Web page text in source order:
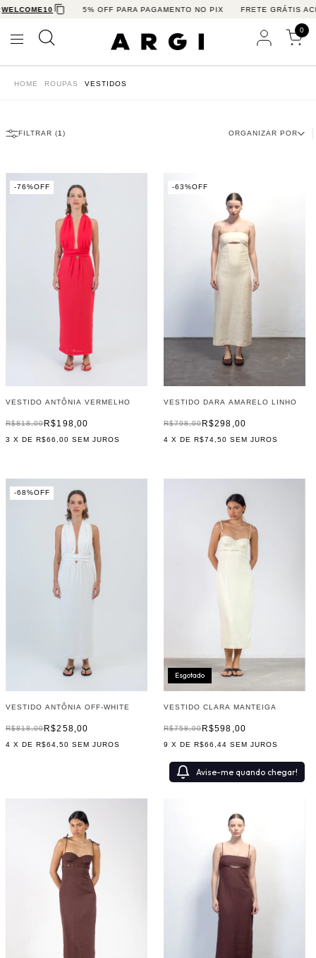
5% OFF PARA PAGAMENTO NO PIX FRETE GRÁTIS
0
HOME ROUPAS VESTIDOS
ORGANIZAR POR
FILTRAR (1 )
VESTIDO ANTÔNIA VERMELHO
R$198,00
-76%OFF
R$818,00
3 X DER$66,00 SEM JUROS
VESTIDO DARA AMARELO LINHO
R$298,00
-63%OFF
R$798,00
4 X DE R$74,50 SEM JUROS
VESTIDO ANTÔNIA OFF-WHITE
R$258,00
-68%OFF
R$818,00
4 X DER$64,50 SEM JUROS
Esgotado
VESTIDO CLARA MANTEIGA
R$598,00
R$758,00
9 X DE R$66,44 SEM JUROS
Avise-me quando chegar!